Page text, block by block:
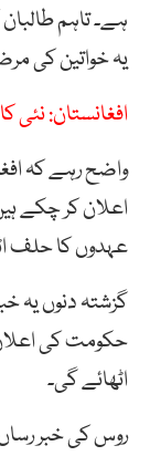
ہے۔ تاہم
یہ خواتین کی
افغانستان: نئی
واضح رہے کہ
اعلان کر چکے
عہدوں کا حلف
گزشتہ دنوں یہ
اٹھائے گی۔
روس کی خبر